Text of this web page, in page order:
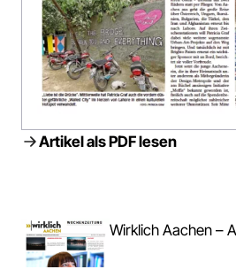
Artikel als PDF lesen
Wirklich Aachen –